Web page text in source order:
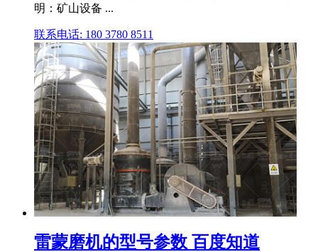
明：矿山设备 ...
联系电话: 180 3780 8511
雷蒙磨机的型号参数 百度知道